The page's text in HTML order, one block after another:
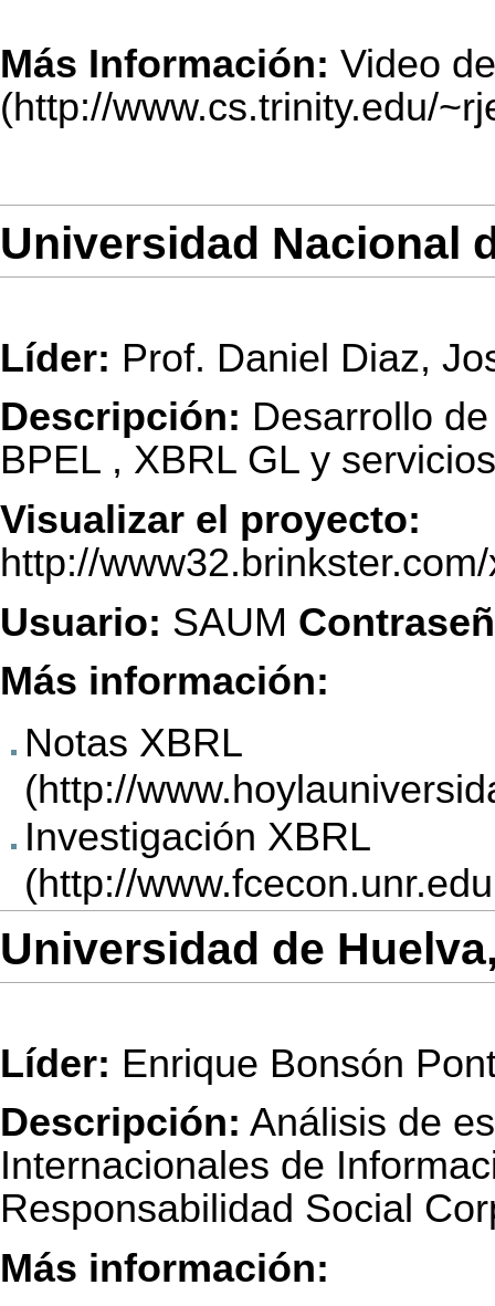
Más Información: Video
Universidad Nacional
Líder: Prof. Daniel Diaz,
Descripción: Desarrollo
BPEL , XBRL GL y
Visualizar el proyecto:
http://
Usuario: SAUM
Más información:
Notas XBRL
Investigación XBRL
Universidad de
Líder: Enrique Bonsón
Descripción: Análisis de
Internacionales de
Responsabilidad Social
Más información: